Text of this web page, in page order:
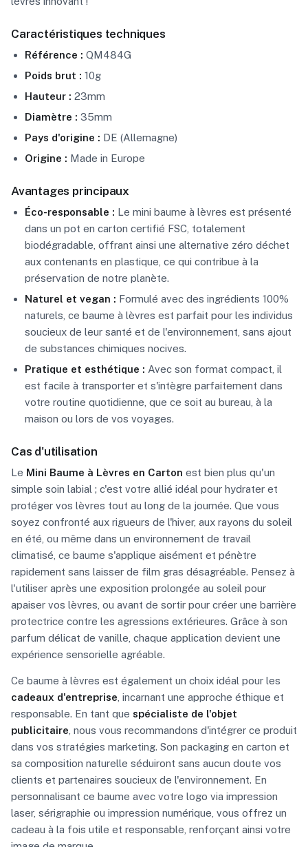
Caractéristiques techniques
Référence : QM484G
Poids brut : 10g
Hauteur : 23mm
Diamètre : 35mm
Pays d'origine : DE (Allemagne)
Origine : Made in Europe
Avantages principaux
Éco-responsable : Le mini baume à lèvres est présenté
dans un pot en carton certifié FSC, totalement
biodégradable, offrant ainsi une alternative zéro déchet
aux contenants en plastique, ce qui contribue à la
préservation de notre planète.
Naturel et vegan : Formulé avec des ingrédients 100%
naturels, ce baume à lèvres est parfait pour les individus
soucieux de leur santé et de l'environnement, sans ajout
de substances chimiques nocives.
Pratique et esthétique : Avec son format compact, il
est facile à transporter et s'intègre parfaitement dans
votre routine quotidienne, que ce soit au bureau, à la
maison ou lors de vos voyages.
Cas d'utilisation
Le Mini Baume à Lèvres en Carton est bien plus qu'un
simple soin labial ; c'est votre allié idéal pour hydrater et
protéger vos lèvres tout au long de la journée. Que vous
soyez confronté aux rigueurs de l'hiver, aux rayons du soleil
en été, ou même dans un environnement de travail
climatisé, ce baume s'applique aisément et pénètre
rapidement sans laisser de film gras désagréable. Pensez à
l'utiliser après une exposition prolongée au soleil pour
apaiser vos lèvres, ou avant de sortir pour créer une barrière
protectrice contre les agressions extérieures. Grâce à son
parfum délicat de vanille, chaque application devient une
expérience sensorielle agréable.
Ce baume à lèvres est également un choix idéal pour les
cadeaux d'entreprise , incarnant une approche éthique et
responsable. En tant que spécialiste de l'objet
publicitaire , nous vous recommandons d'intégrer ce produit
dans vos stratégies marketing. Son packaging en carton et
sa composition naturelle séduiront sans aucun doute vos
clients et partenaires soucieux de l'environnement. En
personnalisant ce baume avec votre logo via impression
laser, sérigraphie ou impression numérique, vous offrez un
cadeau à la fois utile et responsable, renforçant ainsi votre